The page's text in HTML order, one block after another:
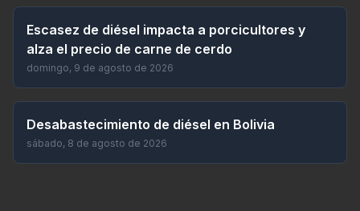
Escasez de diésel impacta a porcicultores y
alza el precio de carne de cerdo
domingo, 9 de agosto de 2026
Desabastecimiento de diésel en Bolivia
sábado, 8 de agosto de 2026